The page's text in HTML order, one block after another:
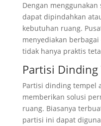
Dengan
dapat dipindahkan
kebutuhan ruang.
menyediakan
tidak hanya praktis
Partisi Dinding
Partisi dinding tempel
memberikan solusi
ruang. Biasanya
partisi ini dapat